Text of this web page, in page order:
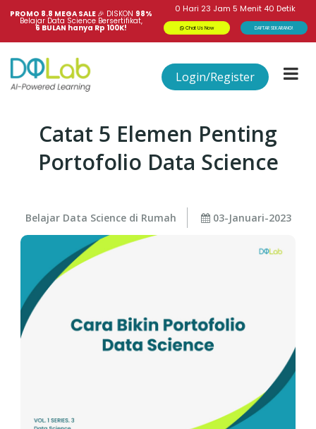
PROMO 8.8 MEGA SALE 🎉 DISKON 98%
Belajar Data Science Bersertifikat,
6 BULAN hanya Rp 100K!
0 Hari 23 Jam 5 Menit 39 Detik
Chat Us Now DAFTAR SEKARANG!
Login/Register
Catat 5 Elemen Penting
Portofolio Data Science
Belajar Data Science di Rumah 03-Januari-2023